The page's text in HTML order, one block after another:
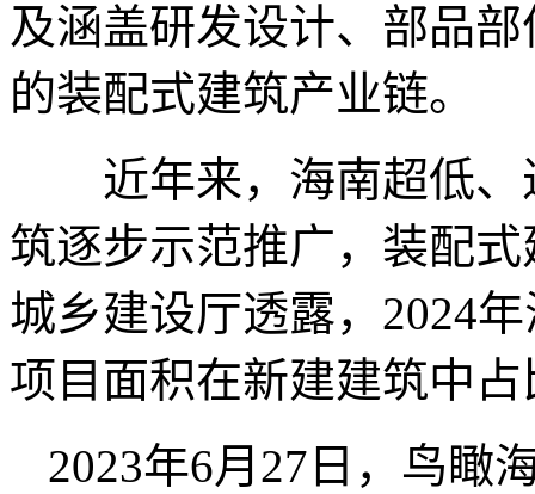
及涵盖研发设计、部品
的装配式建筑产业链。
近年来，海南超低、
筑逐步示范推广，装配
城乡建设厅透露，2024
项目面积在新建建筑中占
2023年6月27日，鸟瞰